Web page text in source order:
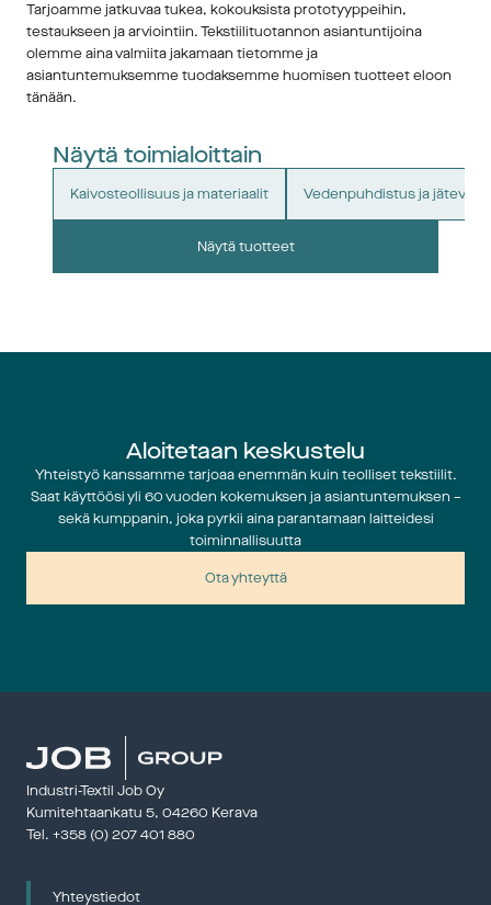
Tarjoamme jatkuvaa tukea, kokouksista prototyyppeihin,
testaukseen ja arviointiin. Tekstiilituotannon asiantuntijoina
olemme aina valmiita jakamaan tietomme ja
asiantuntemuksemme tuodaksemme huomisen tuotteet eloon
tänään.
Näytä toimialoittain
Näytä tuotteet
Kaivosteollisuus ja materiaalit Vedenpuhdistus ja
Aloitetaan keskustelu
Yhteistyö kanssamme tarjoaa enemmän kuin teolliset tekstiilit.
Saat käyttöösi yli 60 vuoden kokemuksen ja asiantuntemuksen –
sekä kumppanin, joka pyrkii aina parantamaan laitteidesi
toiminnallisuutta
Ota yhteyttä
Industri-Textil Job Oy
Kumitehtaankatu 5, 04260 Kerava
Tel. +358 (0) 207 401 880
Yhteystiedot